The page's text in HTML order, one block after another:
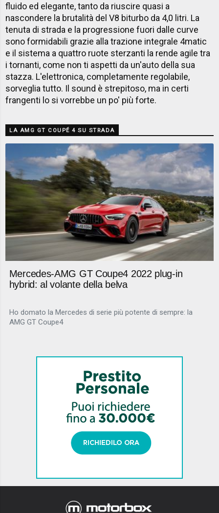
fluido ed elegante, tanto da riuscire quasi a
nascondere la brutalità del V8 biturbo da 4,0 litri. La
tenuta di strada e la progressione fuori dalle curve
sono formidabili grazie alla trazione integrale 4matic
e il sistema a quattro ruote sterzanti la rende agile tra
i tornanti, come non ti aspetti da un'auto della sua
stazza. L'elettronica, completamente regolabile,
sorveglia tutto. Il sound è strepitoso, ma in certi
frangenti lo si vorrebbe un po' più forte.
LA AMG GT COUPÉ 4 SU STRADA
Mercedes-AMG GT Coupe4 2022 plug-in
hybrid: al volante della belva
Ho domato la Mercedes di serie più potente di sempre: la
AMG GT Coupe4